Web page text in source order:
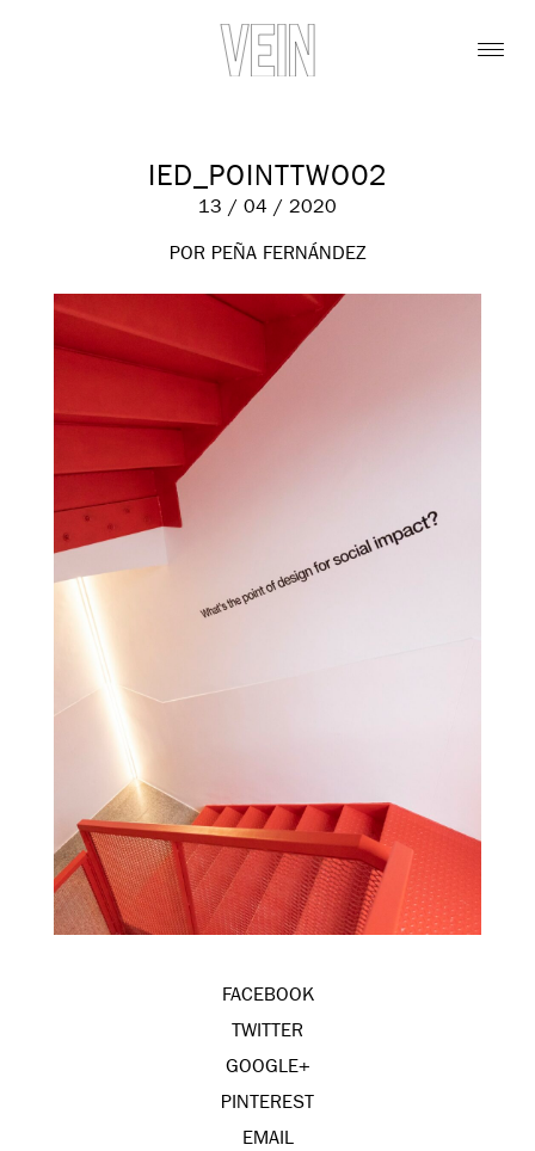
IED_POINTTWO02
13 / 04 / 2020
POR PEÑA FERNÁNDEZ
FACEBOOK
TWITTER
GOOGLE+
PINTEREST
EMAIL